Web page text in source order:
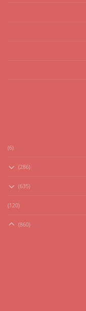
(6)
(286)
(635)
(120)
(860)